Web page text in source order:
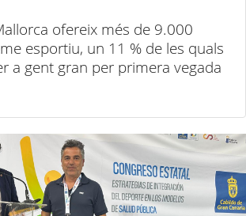
ofereix més de 9.000
un 11 % de les quals
serà només per a gent gran per primera vegada